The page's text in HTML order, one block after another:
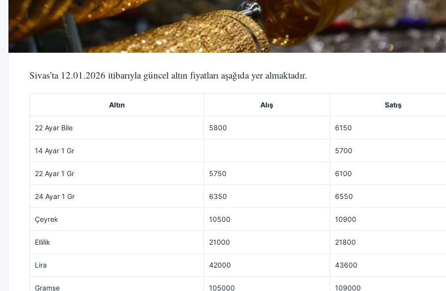
Sivas’ta 12.01.2026 itibarıyla güncel altın fiyatları aşağıda yer almaktadır.
Altın Alış Satış
22 Ayar Bile 5800 6150
14 Ayar 1 Gr 5700
22 Ayar 1 Gr 5750 6100
24 Ayar 1 Gr 6350 6550
Çeyrek 10500 10900
Ellilik 21000 21800
Lira 42000 43600
Gramse 105000 109000